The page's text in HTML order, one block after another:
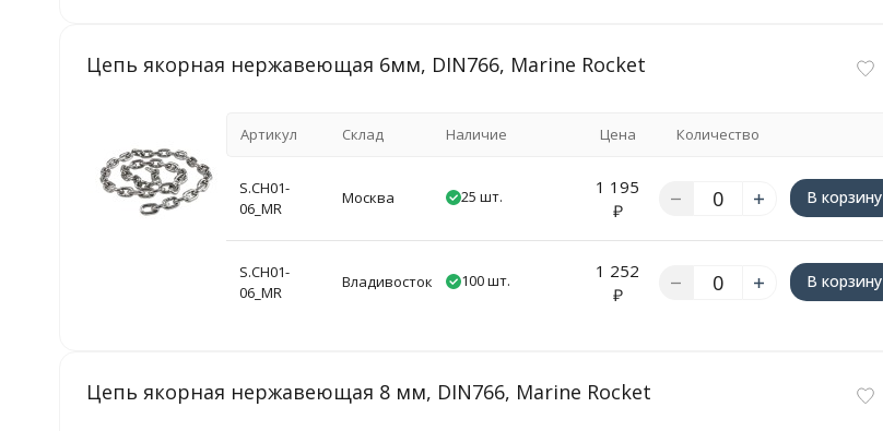
Цепь якорная нержавеющая 6мм, DIN766, Marine Rocket
Артикул Склад Наличие Цена Количество
S.CH01-
06_MR
Москва 25 шт.
1 195
₽
В корзину
S.CH01-
06_MR
Владивосток 100 шт.
1 252
₽
В корзину
Цепь якорная нержавеющая 8 мм, DIN766, Marine Rocket